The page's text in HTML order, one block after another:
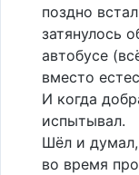
поздно
затянулось
автобусе
вместо
И когда
испытывал.
Шёл и думал,
во время